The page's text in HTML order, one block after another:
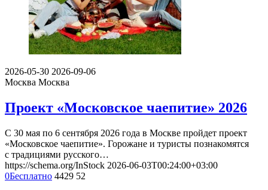
2026-05-30 2026-09-06
Москва Москва
Проект «Московское чаепитие» 2026
С 30 мая по 6 сентября 2026 года в Москве пройдет проект
«Московское чаепитие». Горожане и туристы познакомятся
с традициями русского…
https://schema.org/InStock 2026-06-03T00:24:00+03:00
0Бесплатно 4429 52